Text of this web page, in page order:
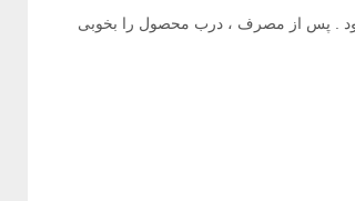
نگهداری شود . پس از مصرف ، درب محصول را بخوبی